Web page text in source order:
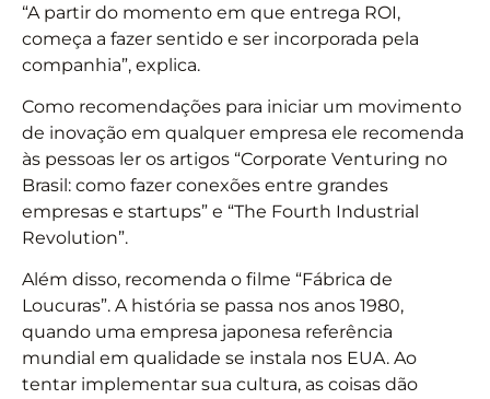
“A partir do momento em que entrega ROI,
começa a fazer sentido e ser incorporada pela
companhia”, explica.
Como recomendações para iniciar um movimento
de inovação em qualquer empresa ele recomenda
às pessoas ler os artigos “Corporate Venturing no
Brasil: como fazer conexões entre grandes
empresas e startups” e “The Fourth Industrial
Revolution”.
Além disso, recomenda o filme “Fábrica de
Loucuras”. A história se passa nos anos 1980,
quando uma empresa japonesa referência
mundial em qualidade se instala nos EUA. Ao
tentar implementar sua cultura, as coisas dão